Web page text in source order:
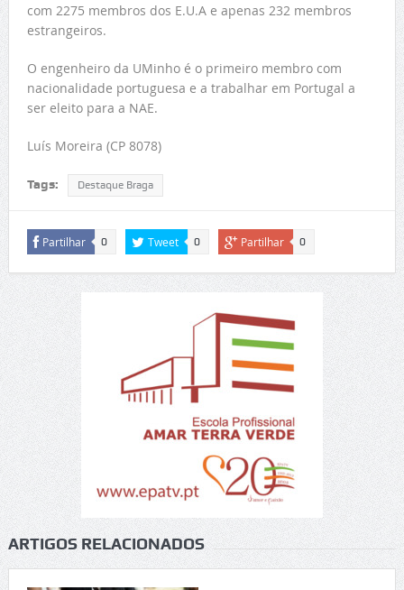
com 2275 membros dos E.U.A e apenas 232 membros
estrangeiros.
O engenheiro da UMinho é o primeiro membro com
nacionalidade portuguesa e a trabalhar em Portugal a
ser eleito para a NAE.
Luís Moreira (CP 8078)
Tags: Destaque Braga
Partilhar 0 Tweet 0 Partilhar 0
ARTIGOS RELACIONADOS